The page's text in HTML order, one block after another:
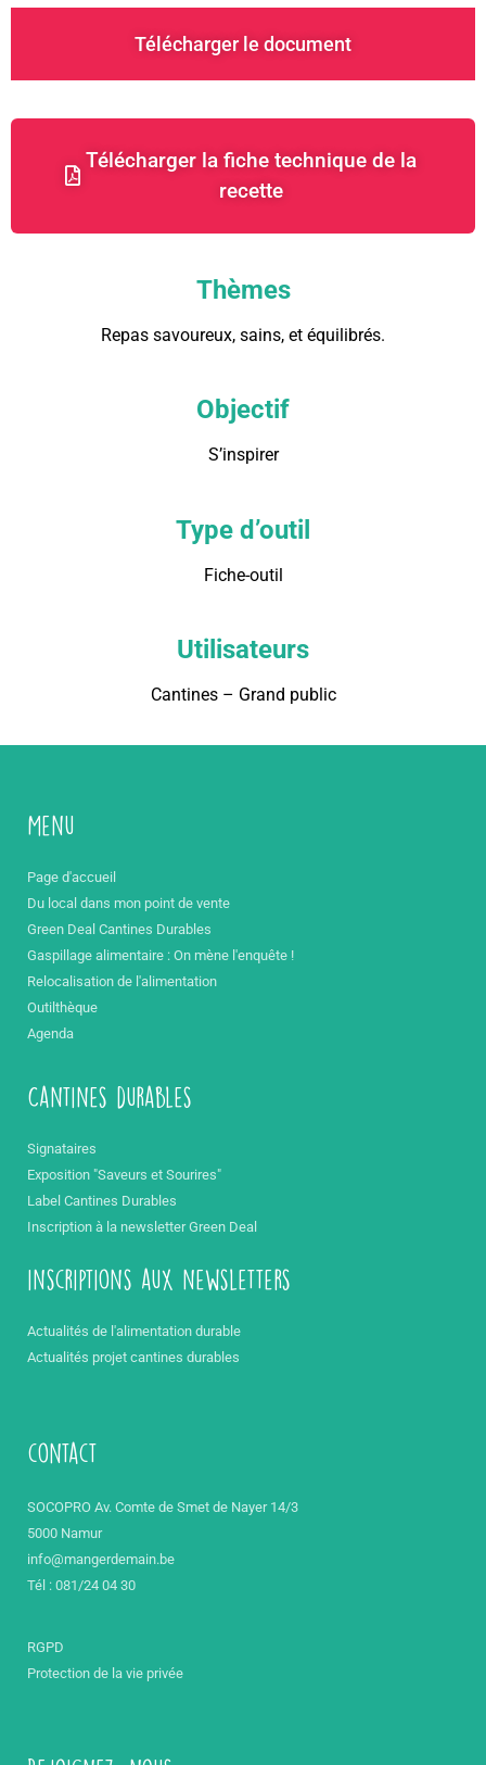
Télécharger le document
Télécharger la fiche technique de la
recette
Thèmes
Repas savoureux, sains, et équilibrés.
Objectif
S’inspirer
Type d’outil
Fiche-outil
Utilisateurs
Cantines – Grand public
Menu
Page d'accueil
Du local dans mon point de vente
Green Deal Cantines Durables
Gaspillage alimentaire : On mène l'enquête !
Relocalisation de l'alimentation
Outilthèque
Agenda
Cantines durables
Signataires
Exposition "Saveurs et Sourires"
Label Cantines Durables
Inscription à la newsletter Green Deal
inscriptions aux newsletters
Actualités de l'alimentation durable
Actualités projet cantines durables
contact
SOCOPRO Av. Comte de Smet de Nayer 14/3
5000 Namur
info@mangerdemain.be
Tél : 081/24 04 30
RGPD
Protection de la vie privée